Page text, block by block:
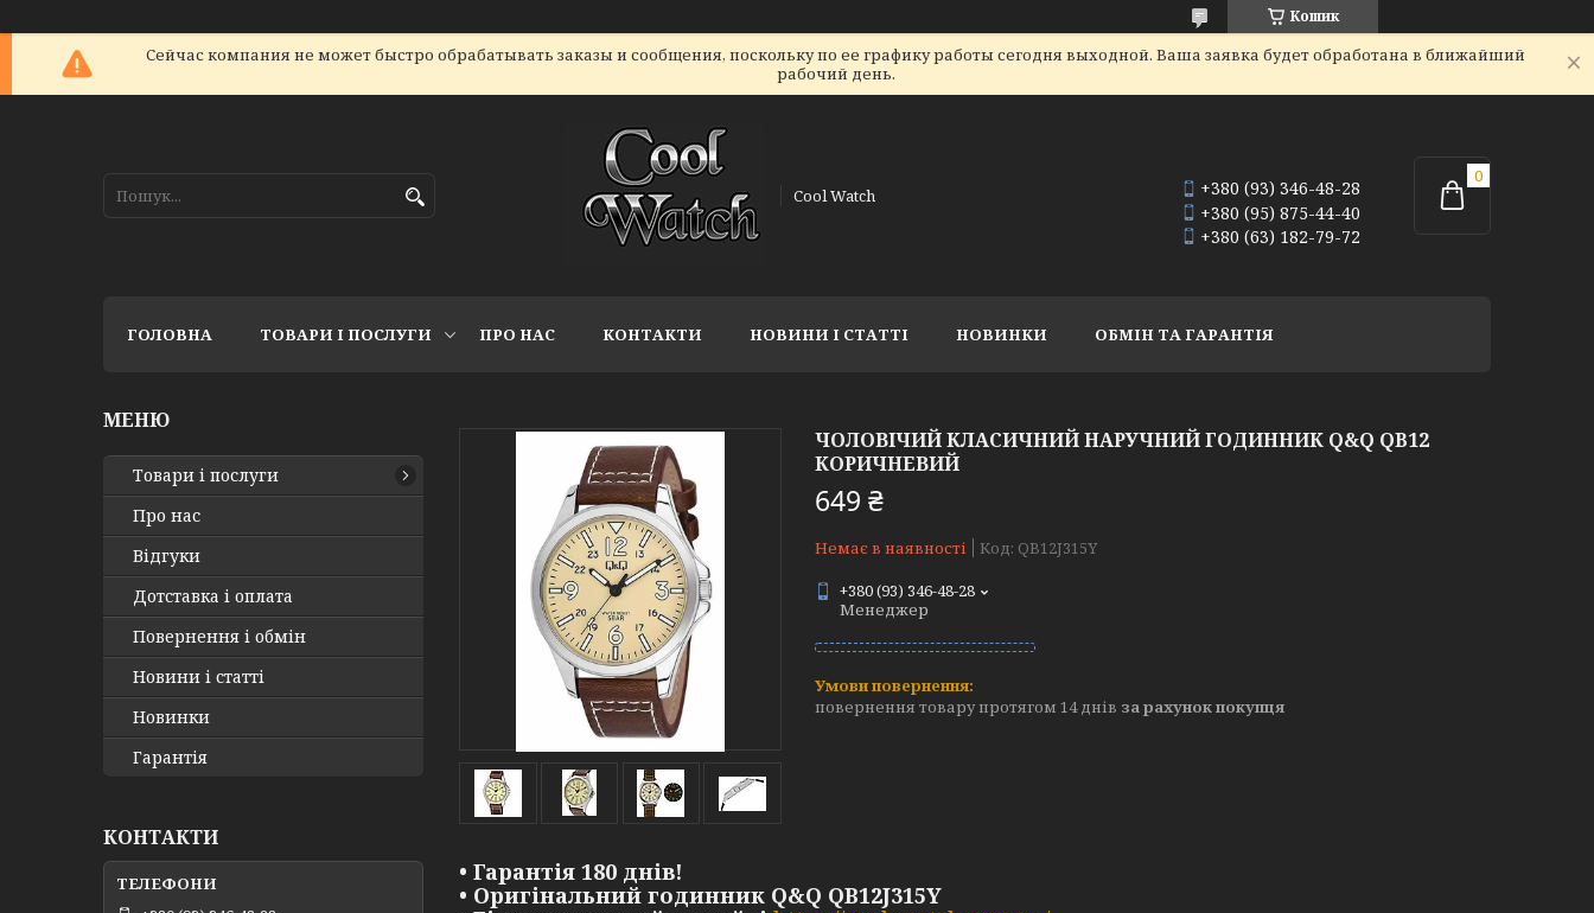
Кошик
Сейчас компания не может быстро обрабатывать заказы и сообщения, поскольку по ее графику работы сегодня выходной. Ваша заявка будет обработана в ближайший
рабочий день.
Cool Watch
+380 (93) 346-48-28
+380 (95) 875-44-40
+380 (63) 182-79-72
ГОЛОВНА ТОВАРИ І ПОСЛУГИ ПРО НАС КОНТАКТИ НОВИНИ І СТАТТІ НОВИНКИ ОБМІН ТА ГАРАНТІЯ
ЧОЛОВІЧИЙ КЛАСИЧНИЙ НАРУЧНИЙ ГОДИННИК Q&Q QB12
КОРИЧНЕВИЙ
649 ₴
Немає в наявності Код: QB12J315Y
+380 (93) 346-48-28
Менеджер
повернення товару протягом 14 днів за рахунок покупця
• Гарантія 180 днів!
• Оригінальний годинник Q&Q QB12J315Y
Товари і послуги
Про нас
Відгуки
Дотставка і оплата
Повернення і обмін
Новини і статті
Новинки
Гарантія
КОНТАКТИ